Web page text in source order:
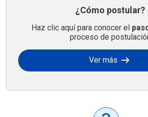
¿Cómo postular?
Haz clic aquí para conocer el
proceso de
Ver más arrow_right_alt